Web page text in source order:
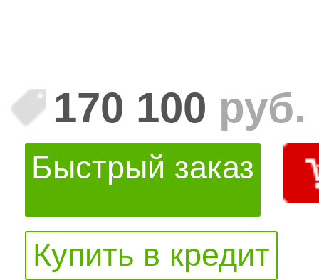
170 100 руб.
Быстрый заказ
Купить в кредит